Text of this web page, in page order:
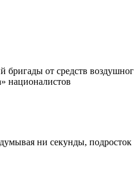
от средств
националистов
ни секунды,